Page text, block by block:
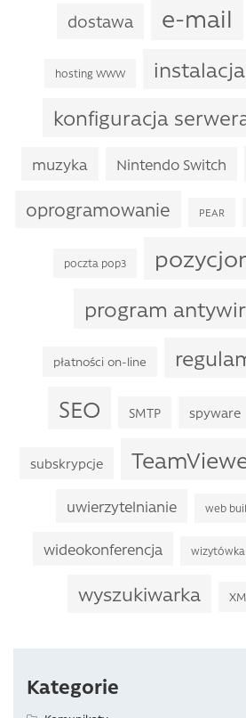
dostawa e-mail
hosting WWW instalacja
konfiguracja
muzyka Nintendo Switch
oprogramowanie PEAR
poczta pop3
program
płatności on-line
SEO SMTP spyware
subskrypcje
uwierzytelnianie web
wideokonferencja
wyszukiwarka
Kategorie